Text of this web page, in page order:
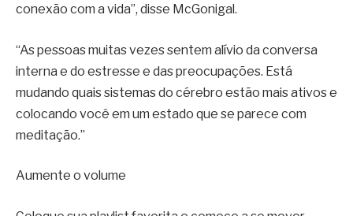
conexão com a vida”, disse McGonigal.
“As pessoas muitas vezes sentem alívio da conversa
interna e do estresse e das preocupações. Está
mudando quais sistemas do cérebro estão mais ativos e
colocando você em um estado que se parece com
meditação.”
Aumente o volume